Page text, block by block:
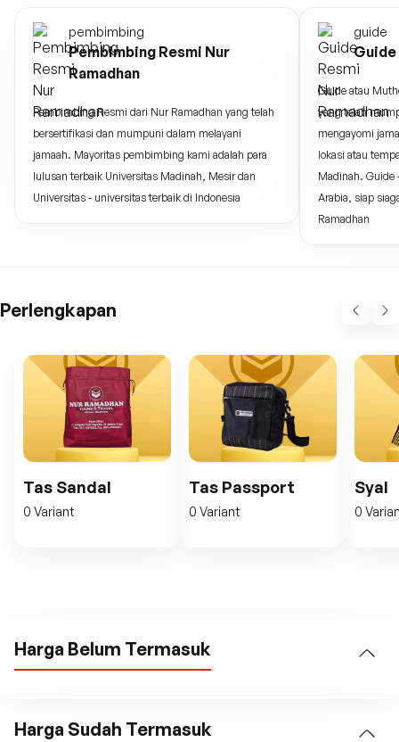
pembimbing
Pembimbing Resmi Nur
Ramadhan
Pembimbing Resmi dari Nur Ramadhan yang telah
bersertifikasi dan mumpuni dalam melayani
jamaah. Mayoritas pembimbing kami adalah para
lulusan terbaik Universitas Madinah, Mesir dan
Universitas - universitas terbaik di Indonesia
guide
Guide
Guide atau
yang telah
mengayomi
lokasi atau
Madinah. Guide
Arabia, siap
Ramadhan
Perlengkapan
Tas Sandal
0 Variant
Tas Passport
0 Variant
Syal
0
Harga Belum Termasuk
Harga Sudah Termasuk